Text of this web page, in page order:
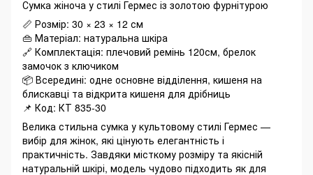
Сумка жіноча у стилі Гермес із золотою фурнітурою
📏 Розмір: 30 × 23 × 12 см
👜 Матеріал: натуральна шкіра
🔗 Комплектація: плечовий ремінь 120см, брелок
замочок з ключиком
📦 Всередині: одне основне відділення, кишеня на
блискавці та відкрита кишеня для дрібниць
📌 Код: КТ 835-30
Велика стильна сумка у культовому стилі Гермес —
вибір для жінок, які цінують елегантність і
практичність. Завдяки місткому розміру та якісній
натуральній шкірі, модель чудово підходить як для